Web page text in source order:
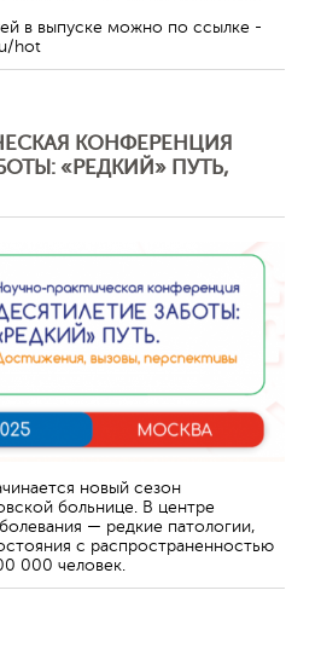
в выпуске можно по ссылке -
hot
КОНФЕРЕНЦИЯ
«РЕДКИЙ» ПУТЬ,
новый сезон
больнице. В центре
— редкие патологии,
с распространенностью
000 человек.